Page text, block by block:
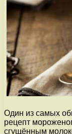
Один из самых
рецепт
сгущённым